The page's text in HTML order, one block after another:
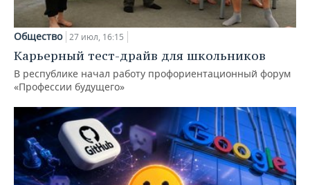
Общество 27 июл, 16:15
Карьерный тест-драйв для школьников
В республике начал работу профориентационный форум
«Профессии будущего»